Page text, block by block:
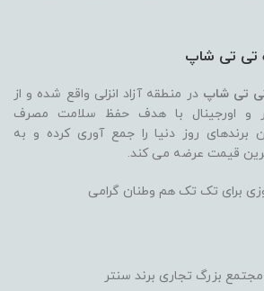
تی تی شاپ
تی شاپ در منطقه آزاد انزلی واقع شده و از
و اورجینال با هدف حفظ سلامت مصرف
برندهای روز دنیا را جمع آوری کرده و به
قیمت عرضه می کند.
برای تک تک هم وطنان گرامی
مجتمع بزرگ تجاری برند سنتر